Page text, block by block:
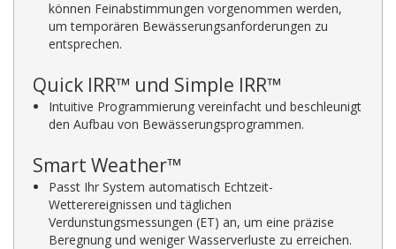
können Feinabstimmungen vorgenommen werden,
um temporären Bewässerungsanforderungen zu
entsprechen.
Quick IRR™ und Simple IRR™
Intuitive Programmierung vereinfacht und beschleunigt
den Aufbau von Bewässerungsprogrammen.
Smart Weather™
Passt Ihr System automatisch Echtzeit-
Wetterereignissen und täglichen
Verdunstungsmessungen (ET) an, um eine präzise
Beregnung und weniger Wasserverluste zu erreichen.